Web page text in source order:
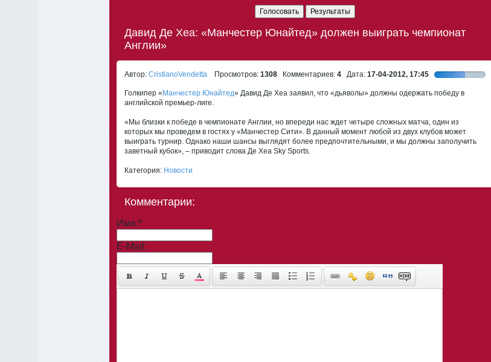
Голосовать Результаты
Давид Де Хеа: «Манчестер Юнайтед» должен выиграть чемпионат
Англии»
Автор: CristianoVendettaПросмотров: 1308Комментариев: 4Дата: 17-04-2012, 17:45
Голкипер « Манчестер Юнайтед» Давид Де Хеа заявил, что «дьяволы» должны одержать победу в
английской премьер-лиге.
«Мы близки к победе в чемпионате Англии, но впереди нас ждет четыре сложных матча, один из
которых мы проведем в гостях у «Манчестер Сити». В данный момент любой из двух клубов может
выиграть турнир. Однако наши шансы выглядят более предпочтительными, и мы должны заполучить
заветный кубок», – приводит слова Де Хеа Sky Sports.
Категория: Новости
Комментарии:
Имя:*
E-Mail: